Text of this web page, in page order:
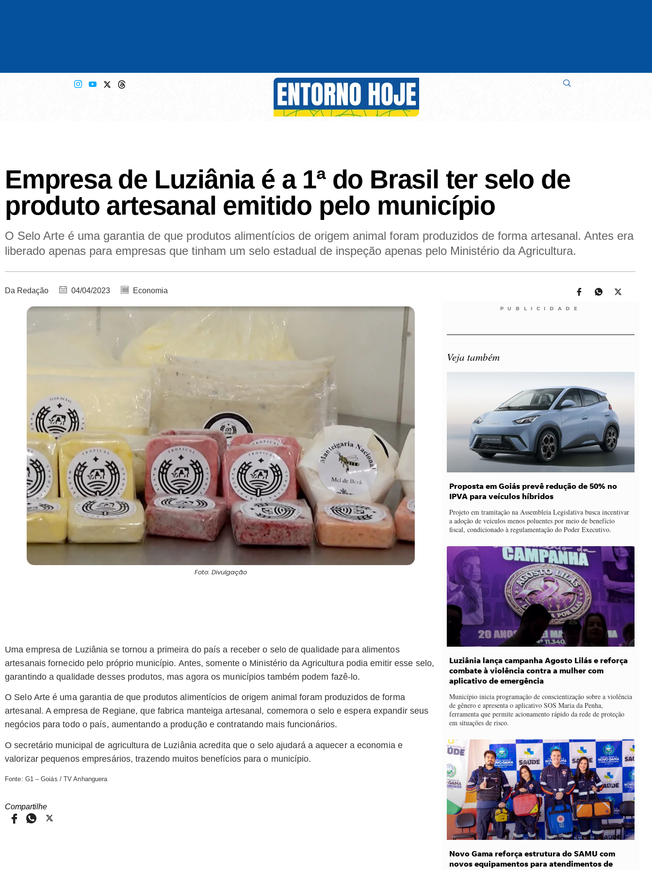
Empresa de Luziânia é a 1ª do Brasil ter selo de
produto artesanal emitido pelo município
O Selo Arte é uma garantia de que produtos alimentícios de origem animal foram produzidos de forma artesanal. Antes era
liberado apenas para empresas que tinham um selo estadual de inspeção apenas pelo Ministério da Agricultura.
Da Redação 04/04/2023 Economia
Foto: Divulgação
Uma empresa de Luziânia se tornou a primeira do país a receber o selo de qualidade para alimentos
artesanais fornecido pelo próprio município. Antes, somente o Ministério da Agricultura podia emitir esse selo,
garantindo a qualidade desses produtos, mas agora os municípios também podem fazê-lo.
O Selo Arte é uma garantia de que produtos alimentícios de origem animal foram produzidos de forma
artesanal. A empresa de Regiane, que fabrica manteiga artesanal, comemora o selo e espera expandir seus
negócios para todo o país, aumentando a produção e contratando mais funcionários.
O secretário municipal de agricultura de Luziânia acredita que o selo ajudará a aquecer a economia e
valorizar pequenos empresários, trazendo muitos benefícios para o município.
Fonte: G1 – Goiás / TV Anhanguera
Compartilhe
PUBLICIDADE
Veja também
Proposta em Goiás prevê redução de 50% no
IPVA para veículos híbridos
Projeto em tramitação na Assembleia Legislativa busca incentivar
a adoção de veículos menos poluentes por meio de benefício
fiscal, condicionado à regulamentação do Poder Executivo.
Luziânia lança campanha Agosto Lilás e reforça
combate à violência contra a mulher com
aplicativo de emergência
Município inicia programação de conscientização sobre a violência
de gênero e apresenta o aplicativo SOS Maria da Penha,
ferramenta que permite acionamento rápido da rede de proteção
em situações de risco.
Novo Gama reforça estrutura do SAMU com
novos equipamentos para atendimentos de